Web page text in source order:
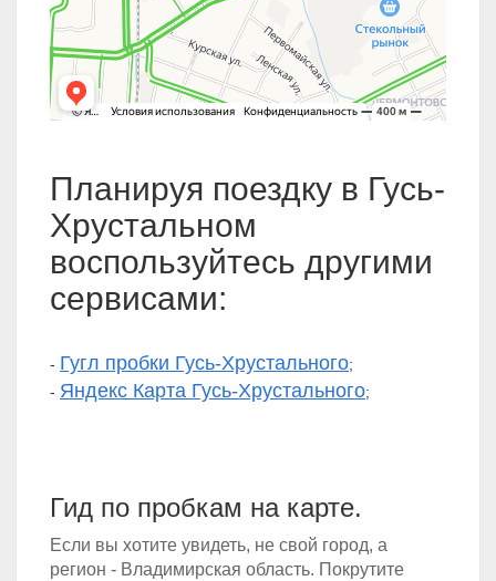
Планируя поездку в Гусь-
Хрустальном
воспользуйтесь другими
сервисами:
- Гугл пробки Гусь-Хрустального;
- Яндекс Карта Гусь-Хрустального;
Гид по пробкам на карте.
Если вы хотите увидеть, не свой город, а
регион - Владимирская область. Покрутите